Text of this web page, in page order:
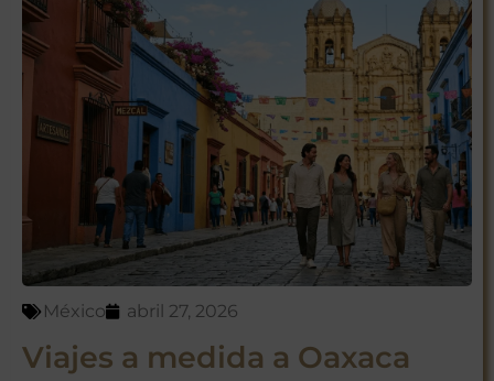
México abril 27, 2026
Viajes a medida a Oaxaca